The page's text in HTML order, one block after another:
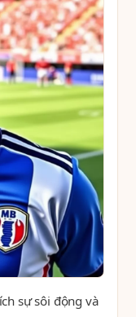
sự sôi động và